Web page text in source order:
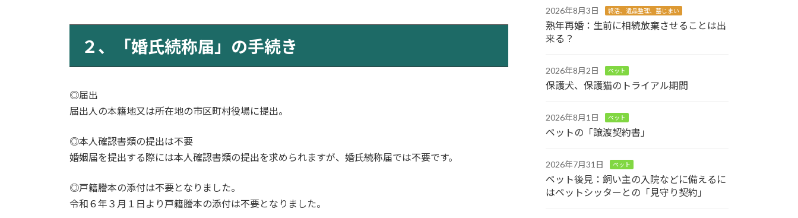
２、「婚氏続称届」の手続き
◎届出
届出人の本籍地又は所在地の市区町村役場に提出。
◎本人確認書類の提出は不要
婚姻届を提出する際には本人確認書類の提出を求められますが、婚氏続称届では不要です。
◎戸籍謄本の添付は不要となりました。
令和６年３月１日より戸籍謄本の添付は不要となりました。
2026年8月3日 終活、遺品整理、墓じまい
熟年再婚：生前に相続放棄させることは出
来る？
2026年8月2日 ペット
保護犬、保護猫のトライアル期間
2026年8月1日 ペット
ペットの「譲渡契約書」
2026年7月31日 ペット
ペット後見：飼い主の入院などに備えるに
はペットシッターとの「見守り契約」